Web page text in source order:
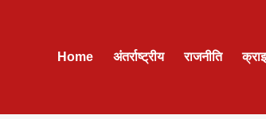
Home अंतर्राष्ट्रीय राजनीति